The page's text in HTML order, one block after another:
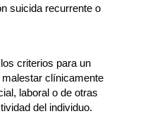
suicida recurrente o
criterios para un
clínicamente
laboral o de otras
del individuo.